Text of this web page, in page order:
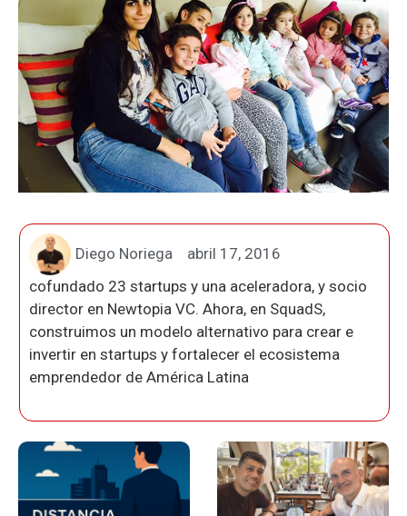
Diego Noriega
abril 17, 2016
cofundado 23 startups y una aceleradora, y socio
director en Newtopia VC. Ahora, en SquadS,
construimos un modelo alternativo para crear e
invertir en startups y fortalecer el ecosistema
emprendedor de América Latina